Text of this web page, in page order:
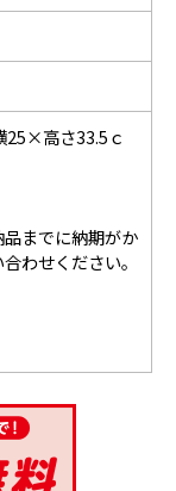
25×高さ33.5ｃ
までに納期がか
わせください。